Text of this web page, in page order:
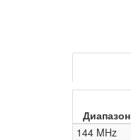
Диапазон
144 MHz